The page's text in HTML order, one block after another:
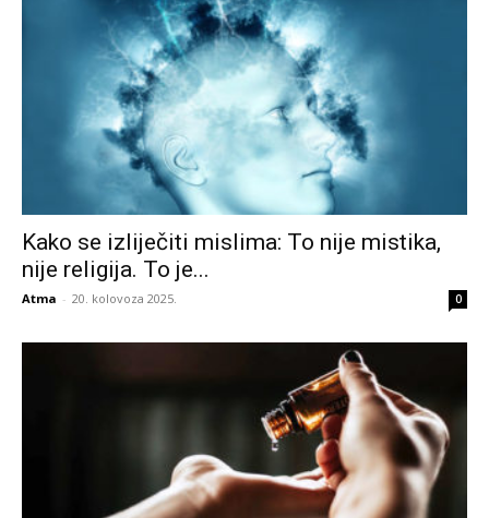
Kako se izliječiti mislima: To nije mistika,
nije religija. To je...
Atma - 20. kolovoza 2025. 0